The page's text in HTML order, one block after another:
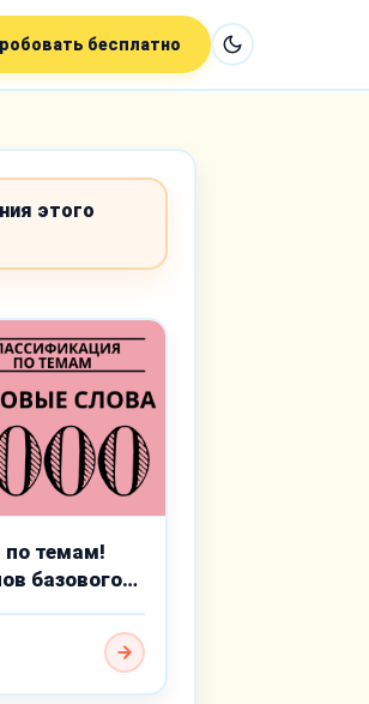
бесплатно
этого
по темам!
базового